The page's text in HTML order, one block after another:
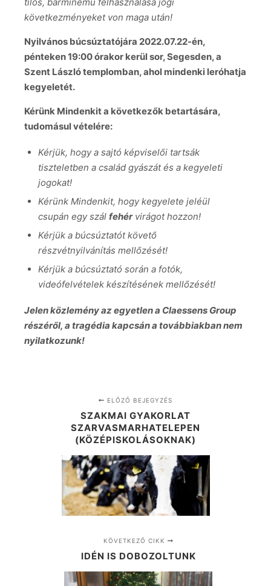
tilos, bárminemű felhasználása jogi
következményeket von maga után!
Nyilvános búcsúztatójára 2022.07.22-én,
pénteken 19:00 órakor kerül sor, Segesden, a
Szent László templomban, ahol mindenki leróhatja
kegyeletét.
Kérünk Mindenkit a következők betartására,
tudomásul vételére:
Kérjük, hogy a sajtó képviselői tartsák
tiszteletben a család gyászát és a kegyeleti
jogokat!
Kérünk Mindenkit, hogy kegyelete jeléül
csupán egy szál fehérvirágot hozzon!
Kérjük a búcsúztatót követő
részvétnyilvánítás mellőzését!
Kérjük a búcsúztató során a fotók,
videófelvételek készítésének mellőzését!
Jelen közlemény az egyetlen a Claessens Group
részéről, a tragédia kapcsán a továbbiakban nem
nyilatkozunk!
ELŐZŐ BEJEGYZÉS
SZAKMAI GYAKORLAT
SZARVASMARHATELEPEN
(KÖZÉPISKOLÁSOKNAK)
KÖVETKEZŐ CIKK
IDÉN IS DOBOZOLTUNK